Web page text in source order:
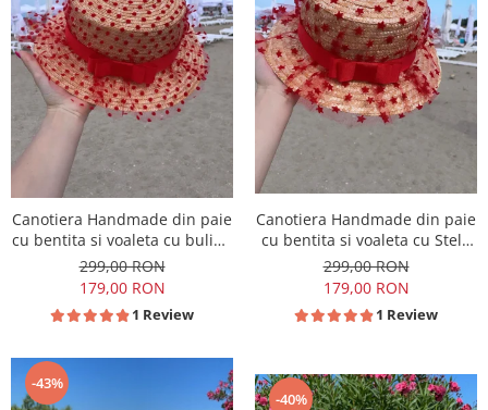
Canotiera Handmade din paie
cu bentita si voaleta cu buline
Rosii
299,00 RON
179,00 RON
1 Review
Canotiera Handmade din paie
cu bentita si voaleta cu Stele
Rosii
299,00 RON
179,00 RON
1 Review
-43%
-40%